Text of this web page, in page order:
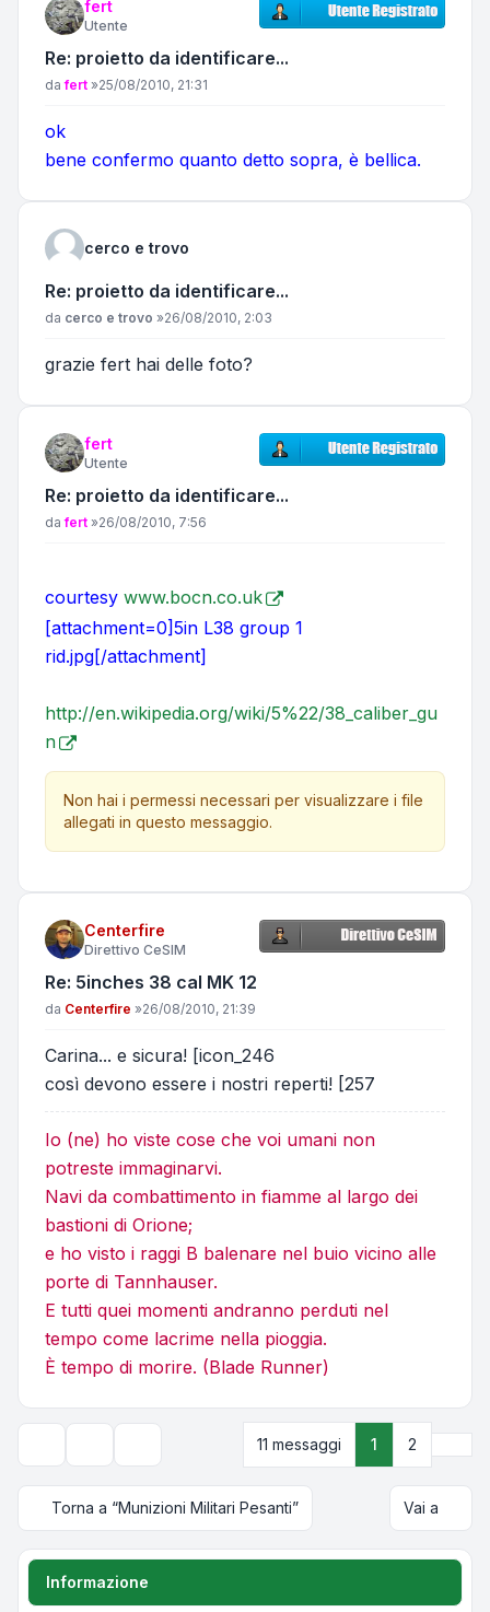
fert
Utente
Re: proietto da identificare...
Messaggio
dafert »25/08/2010, 21:31
ok
bene confermo quanto detto sopra, è bellica.
cerco e trovo
Re: proietto da identificare...
Messaggio
da cerco e trovo »26/08/2010, 2:03
grazie fert hai delle foto?
fert
Utente
Re: proietto da identificare...
Messaggio
dafert »26/08/2010, 7:56
courtesy www.bocn.co.uk
[attachment=0]5in L38 group 1
rid.jpg[/attachment]
http://en.wikipedia.org/wiki/5%22/38_caliber_gu
n
Non hai i permessi necessari per visualizzare i file
allegati in questo messaggio.
Centerfire
Direttivo CeSIM
Re: 5inches 38 cal MK 12
Messaggio
da Centerfire »26/08/2010, 21:39
Carina... e sicura! [icon_246
così devono essere i nostri reperti! [257
Io (ne) ho viste cose che voi umani non
potreste immaginarvi.
Navi da combattimento in fiamme al largo dei
bastioni di Orione;
e ho visto i raggi B balenare nel buio vicino alle
porte di Tannhauser.
E tutti quei momenti andranno perduti nel
tempo come lacrime nella pioggia.
È tempo di morire. (Blade Runner)
Opzioni di visualizzazione e ordinamento
11 messaggi 1 2
Torna a “Munizioni Militari Pesanti” Vai a
Informazione